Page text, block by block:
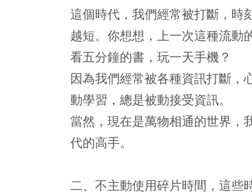
這個時代，我們經常被打斷，時
越短。你想想，上一次這種流動
看五分鐘的書，玩一天手機？
因為我們經常被各種資訊打斷，
動學習，總是被動接受資訊。
當然，現在是萬物相通的世界，
代的高手。
二、不主動使用碎片時間，這些